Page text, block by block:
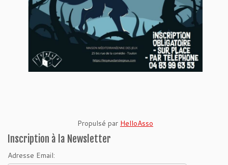
Propulsé par HelloAsso
Inscription à la Newsletter
Adresse Email: